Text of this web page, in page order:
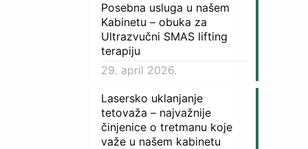
Posebna usluga u našem
Kabinetu – obuka za
Ultrazvučni SMAS lifting
terapiju
29. april 2026.
Lasersko uklanjanje
tetovaža – najvažnije
činjenice o tretmanu koje
važe u našem kabinetu